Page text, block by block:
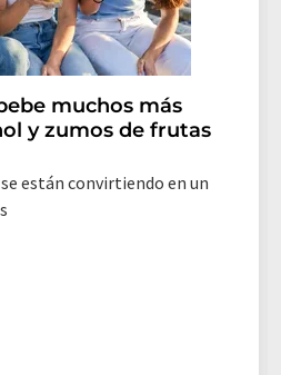
muchos más
y zumos de frutas
están convirtiendo en un